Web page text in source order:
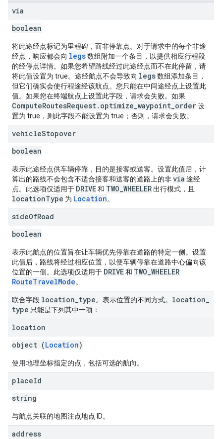
via
boolean
将此途经点标记为里程碑，而非停靠点。对于请求中的每个非途
经点，响应都会向 legs数组附加一个条目，以提供相应行程段
的经停点详情。如果您希望路线经过此途经点而不在此停留，请
将此值设置为 true。途经航点不会导致向 legs数组添加条目，
但它们确实会使行程途经该航点。您只能在中间途经点上设置此
值。如果您在终端航点上设置此字段，请求会失败。如果
ComputeRoutesRequest.optimize_waypoint_order设
置为 true，则此字段不能设置为 true；否则，请求会失败。
vehicleStopover
boolean
表示此途经点供车辆停靠，目的是接客或送客。设置此值后，计
算出的路线不会包含不适合接客和送客的道路上的非via 途经
点。此选项仅适用于 DRIVE和 TWO_WHEELER 出行模式，且
locationType 为 Location。
sideOfRoad
boolean
表示此航点的位置旨在让车辆优先停靠在道路的特定一侧。设置
此值后，路线将经过相应位置，以便车辆停靠在道路中心偏向该
位置的一侧。此选项仅适用于 DRIVE和 TWO_WHEELER
RouteTravelMode。
联合字段 location type。表示位置的不同方式。 location
type 只能是下列其中一项：
location
object (Location)
使用地理坐标指定的点，包括可选的航向。
placeId
string
与航点关联的地图注点地点 ID。
address